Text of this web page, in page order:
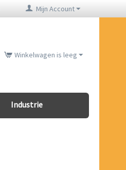
Mijn Account
Winkelwagen is leeg
Industrie